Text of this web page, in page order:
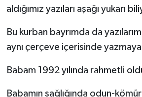
aldığımız yazıları aşağı yukarı
Bu kurban bayrımda da
aynı çerçeve içerisinde yazmaya
Babam 1992 yılında rahmetli
Babamın sağlığında odun-